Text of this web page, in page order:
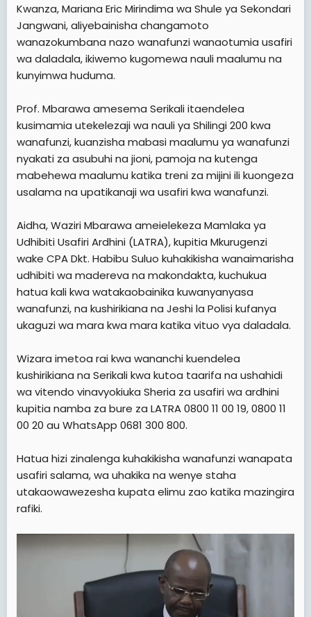
Kwanza, Mariana Eric Mirindima wa Shule ya Sekondari
Jangwani, aliyebainisha changamoto
wanazokumbana nazo wanafunzi wanaotumia usafiri
wa daladala, ikiwemo kugomewa nauli maalumu na
kunyimwa huduma.
Prof. Mbarawa amesema Serikali itaendelea
kusimamia utekelezaji wa nauli ya Shilingi 200 kwa
wanafunzi, kuanzisha mabasi maalumu ya wanafunzi
nyakati za asubuhi na jioni, pamoja na kutenga
mabehewa maalumu katika treni za mijini ili kuongeza
usalama na upatikanaji wa usafiri kwa wanafunzi.
Aidha, Waziri Mbarawa ameielekeza Mamlaka ya
Udhibiti Usafiri Ardhini (LATRA), kupitia Mkurugenzi
wake CPA Dkt. Habibu Suluo kuhakikisha wanaimarisha
udhibiti wa madereva na makondakta, kuchukua
hatua kali kwa watakaobainika kuwanyanyasa
wanafunzi, na kushirikiana na Jeshi la Polisi kufanya
ukaguzi wa mara kwa mara katika vituo vya daladala.
Wizara imetoa rai kwa wananchi kuendelea
kushirikiana na Serikali kwa kutoa taarifa na ushahidi
wa vitendo vinavyokiuka Sheria za usafiri wa ardhini
kupitia namba za bure za LATRA 0800 11 00 19, 0800 11
00 20 au WhatsApp 0681 300 800.
Hatua hizi zinalenga kuhakikisha wanafunzi wanapata
usafiri salama, wa uhakika na wenye staha
utakaowawezesha kupata elimu zao katika mazingira
rafiki.